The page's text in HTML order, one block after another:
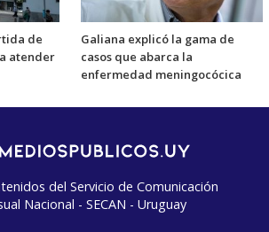
de
atender
Galiana explicó la gama de
casos que abarca la
enfermedad meningocócica
del Servicio de Comunicación
Nacional - SECAN - Uruguay